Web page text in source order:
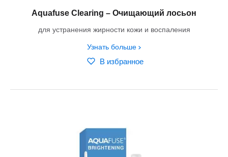
Aquafuse Clearing – Очищающий лосьон
для устранения жирности кожи и воспаления
Узнать больше
В избранное